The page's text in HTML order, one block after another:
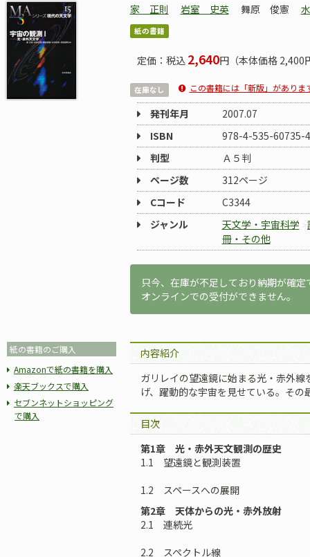
家 正則 岩室 史英 舞原 俊憲
紙の書籍
定価：税込 2,640円（本体価格 2,400
在庫なし この書籍には「新版」がありま
発刊年月
2007.07
ISBN
978-4-535-60735-4
判型
Ａ５判
ページ数
312ページ
Cコード
C3344
ジャンル
天文学・宇宙科学
冊・その他
只今、在庫が不足しており納期が確定
オンラインでの受付ができません。
紙の書籍のご購入
Amazonで紙の書籍を購入
楽天ブックスで購入
セブンネットショッピング
で購入
内容紹介
ガリレイの望遠鏡に始まる光・赤外
げ、躍動的な宇宙を見せている。その
目次
第1章 光・赤外天文観測の歴史
1.1 望遠鏡と観測装置
1.2 スペースへの展開
第2章 天体からの光・赤外放射
2.1 連続光
2.2 スペクトル線